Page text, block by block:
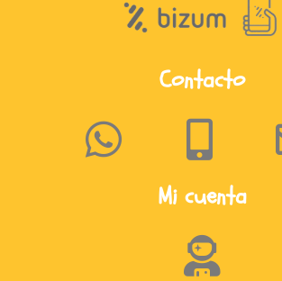
Contacto
Mi cuenta